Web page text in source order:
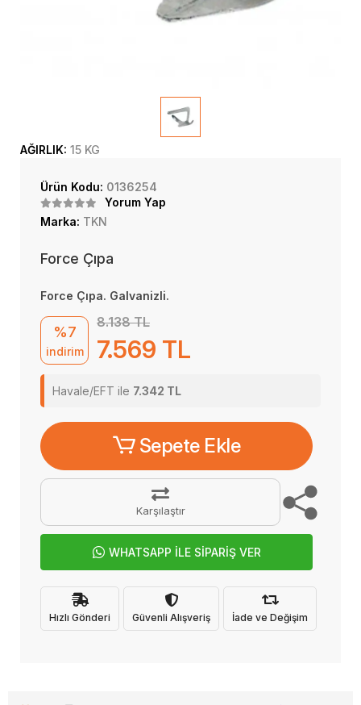
AĞIRLIK: 15 KG
Ürün Kodu: 0136254
Yorum Yap
Marka: TKN
Force Çıpa
Force Çıpa. Galvanizli.
%7
indirim
8.138 TL
7.569 TL
Havale/EFT ile 7.342 TL
Sepete Ekle
Karşılaştır
WHATSAPP İLE SİPARİŞ VER
Hızlı Gönderi Güvenli Alışveriş İade ve Değişim